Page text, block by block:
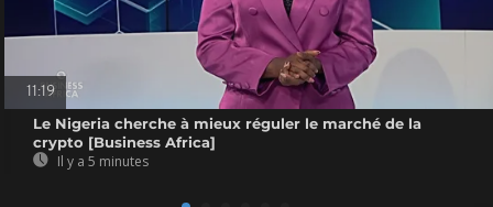
11:19
Le Nigeria cherche à mieux réguler le marché de la
crypto [Business Africa]
Il y a 5 minutes